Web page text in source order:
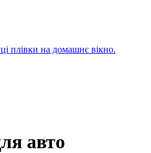
плівки на домашнє вікно.
авто